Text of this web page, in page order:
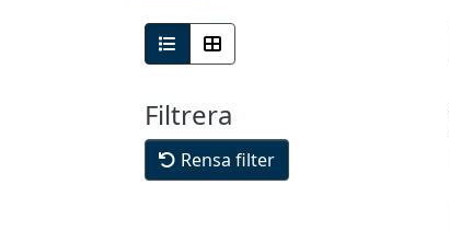
Filtrera
Rensa filter